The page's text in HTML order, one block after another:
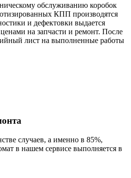
обслуживанию коробок
КПП производятся
и дефектовки выдается
на запчасти и ремонт. После
лист на выполненные работы
случаев, а именно в 85%,
в нашем сервисе выполняется в